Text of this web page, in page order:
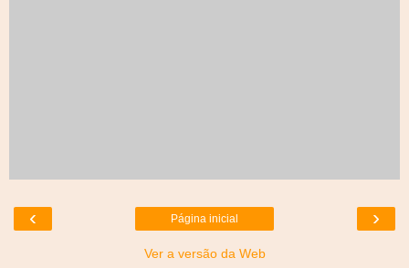
‹ ›
Página inicial
Ver a versão da Web